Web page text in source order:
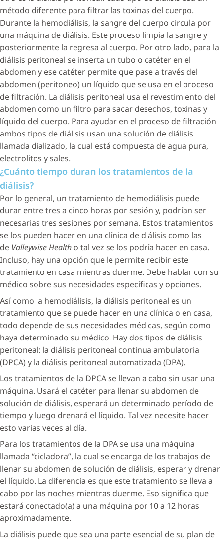
método diferente para filtrar las toxinas del cuerpo.
Durante la hemodiálisis, la sangre del cuerpo circula por
una máquina de diálisis. Este proceso limpia la sangre y
posteriormente la regresa al cuerpo. Por otro lado, para la
diálisis peritoneal se inserta un tubo o catéter en el
abdomen y ese catéter permite que pase a través del
abdomen (peritoneo) un líquido que se usa en el proceso
de filtración. La diálisis peritoneal usa el revestimiento del
abdomen como un filtro para sacar desechos, toxinas y
líquido del cuerpo. Para ayudar en el proceso de filtración
ambos tipos de diálisis usan una solución de diálisis
llamada dializado, la cual está compuesta de agua pura,
electrolitos y sales.
¿Cuánto tiempo duran los tratamientos de la
diálisis?
Por lo general, un tratamiento de hemodiálisis puede
durar entre tres a cinco horas por sesión y, podrían ser
necesarias tres sesiones por semana. Estos tratamientos
se los pueden hacer en una clínica de diálisis como las
de Valleywise Health o tal vez se los podría hacer en casa.
Incluso, hay una opción que le permite recibir este
tratamiento en casa mientras duerme. Debe hablar con su
médico sobre sus necesidades específicas y opciones.
Así como la hemodiálisis, la diálisis peritoneal es un
tratamiento que se puede hacer en una clínica o en casa,
todo depende de sus necesidades médicas, según como
haya determinado su médico. Hay dos tipos de diálisis
peritoneal: la diálisis peritoneal continua ambulatoria
(DPCA) y la diálisis peritoneal automatizada (DPA).
Los tratamientos de la DPCA se llevan a cabo sin usar una
máquina. Usará el catéter para llenar su abdomen de
solución de diálisis, esperará un determinado período de
tiempo y luego drenará el líquido. Tal vez necesite hacer
esto varias veces al día.
Para los tratamientos de la DPA se usa una máquina
llamada “cicladora”, la cual se encarga de los trabajos de
llenar su abdomen de solución de diálisis, esperar y drenar
el líquido. La diferencia es que este tratamiento se lleva a
cabo por las noches mientras duerme. Eso significa que
estará conectado(a) a una máquina por 10 a 12 horas
aproximadamente.
La diálisis puede que sea una parte esencial de su plan de